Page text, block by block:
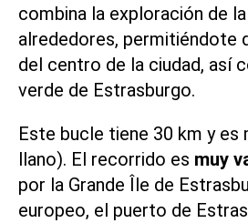
combina la exploración de
alrededores, permitiéndote
del centro de la ciudad, así
verde de Estrasburgo.
Este bucle tiene 30 km y
llano). El recorrido es muy
por la Grande Île de
europeo, el puerto de